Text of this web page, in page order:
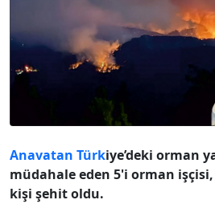
Anavatan Türkiye’deki orman
müdahale eden 5'i orman işçisi,
kişi şehit oldu.